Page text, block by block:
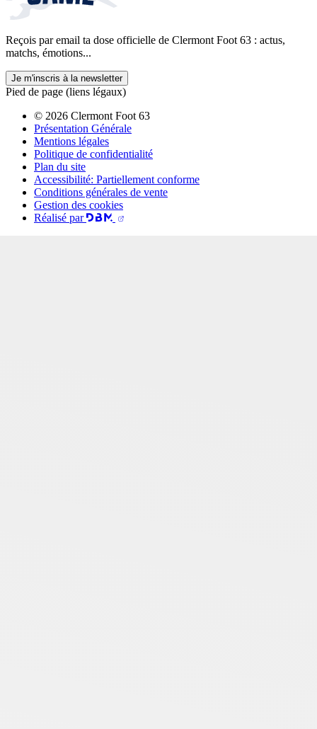
Reçois par email ta dose officielle de Clermont Foot 63 : actus,
matchs, émotions...
Je m'inscris à la newsletter
Pied de page (liens légaux)
© 2026 Clermont Foot 63
Présentation Générale
Mentions légales
Politique de confidentialité
Plan du site
Accessibilité: Partiellement conforme
Conditions générales de vente
Gestion des cookies
Réalisé par